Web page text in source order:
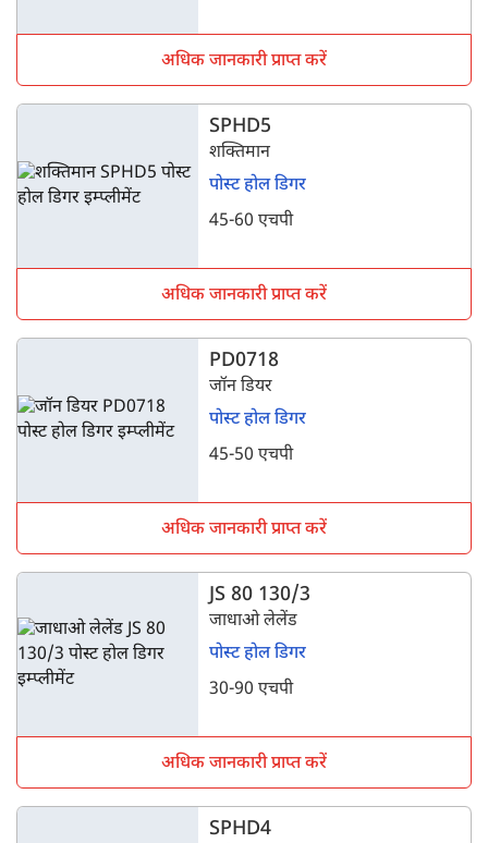
अधिक जानकारी प्राप्त करें
SPHD5
शक्तिमान
पोस्ट होल डिगर
45-60 एचपी
अधिक जानकारी प्राप्त करें
PD0718
जॉन डियर
पोस्ट होल डिगर
45-50 एचपी
अधिक जानकारी प्राप्त करें
JS 80 130/3
जाधाओ लेलेंड
पोस्ट होल डिगर
30-90 एचपी
अधिक जानकारी प्राप्त करें
SPHD4